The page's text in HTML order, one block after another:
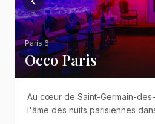
Paris 6
Occo Paris
Au cœur de Saint-Germain-
l'âme des nuits parisiennes